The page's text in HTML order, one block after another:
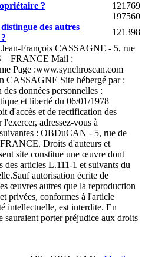
?
121769
197560
des autres
121398
François CASSAGNE - 5, rue
– FRANCE Mail :
Page :www.synchroscan.com
CASSAGNE Site hébergé par :
données personnelles :
et liberté du 06/01/1978
d'accès et de rectification des
adressez-vous à
: OBDuCAN - 5, rue de
Droits d'auteurs et
site constitue une œuvre dont
articles L.111-1 et suivants du
autorisation écrite de
œuvres autres que la reproduction
privées, conformes à l'article
intellectuelle, est interdite. En
sauraient porter préjudice aux droits